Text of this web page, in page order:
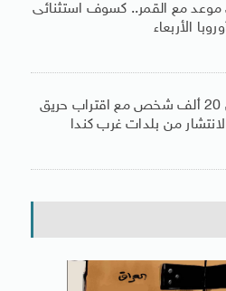
مع القمر.. كسوف استثنائى
الأربعاء
إجلاء أكثر من 20 ألف شخص مع اقتراب حريق
من بلدات غرب كندا